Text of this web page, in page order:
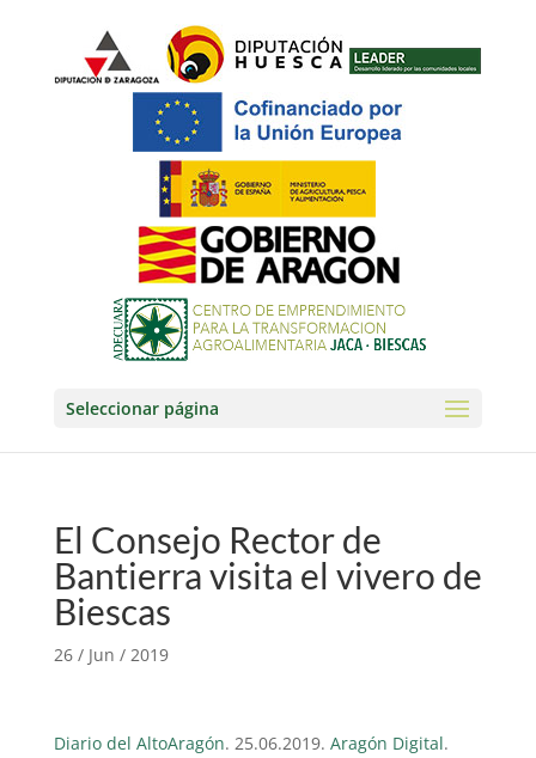
Seleccionar página
El Consejo Rector de
Bantierra visita el vivero de
Biescas
26 / Jun / 2019
Diario del AltoAragón. 25.06.2019. Aragón Digital.